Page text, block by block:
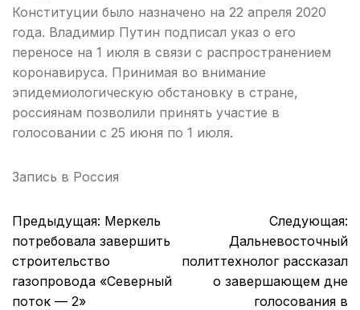
Конституции было назначено на 22 апреля 2020
года. Владимир Путин подписал указ о его
переносе на 1 июля в связи с распространением
коронавируса. Принимая во внимание
эпидемиологическую обстановку в стране,
россиянам позволили принять участие в
голосовании с 25 июня по 1 июля.
Запись в Россия
Навигация
по
записям
Предыдущая: Меркель
потребовала завершить
строительство
газопровода «Северный
поток — 2»
Следующая:
Дальневосточный
политтехнолог рассказал
о завершающем дне
голосования в